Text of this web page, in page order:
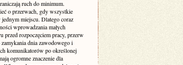
ruch do minimum.
o przerwach, gdy wszystkie
miejscu. Dlatego coraz
wprowadzania małych
przed rozpoczęciem pracy, przerw
dnia zawodowego i
komunikatorów po określonej
ogromne znaczenie dla